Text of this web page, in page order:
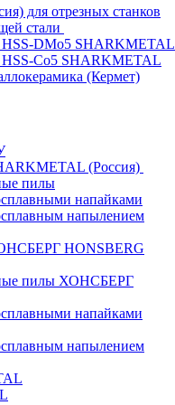
для отрезных станков
стали
DMo5 SHARKMETAL
Co5 SHARKMETAL
(Кермет)
(Россия)
пилы
напайками
напылением
HONSBERG
пилы ХОНСБЕРГ
напайками
напылением